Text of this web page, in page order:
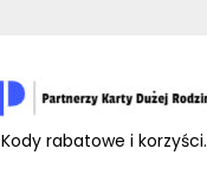
Kody rabatowe i korzyści.